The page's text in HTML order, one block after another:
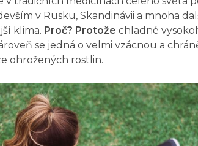
v Rusku, Skandinávii a mnoha
klima. Proč? Protože chladné
se jedná o velmi vzácnou a
ohrožených rostlin.